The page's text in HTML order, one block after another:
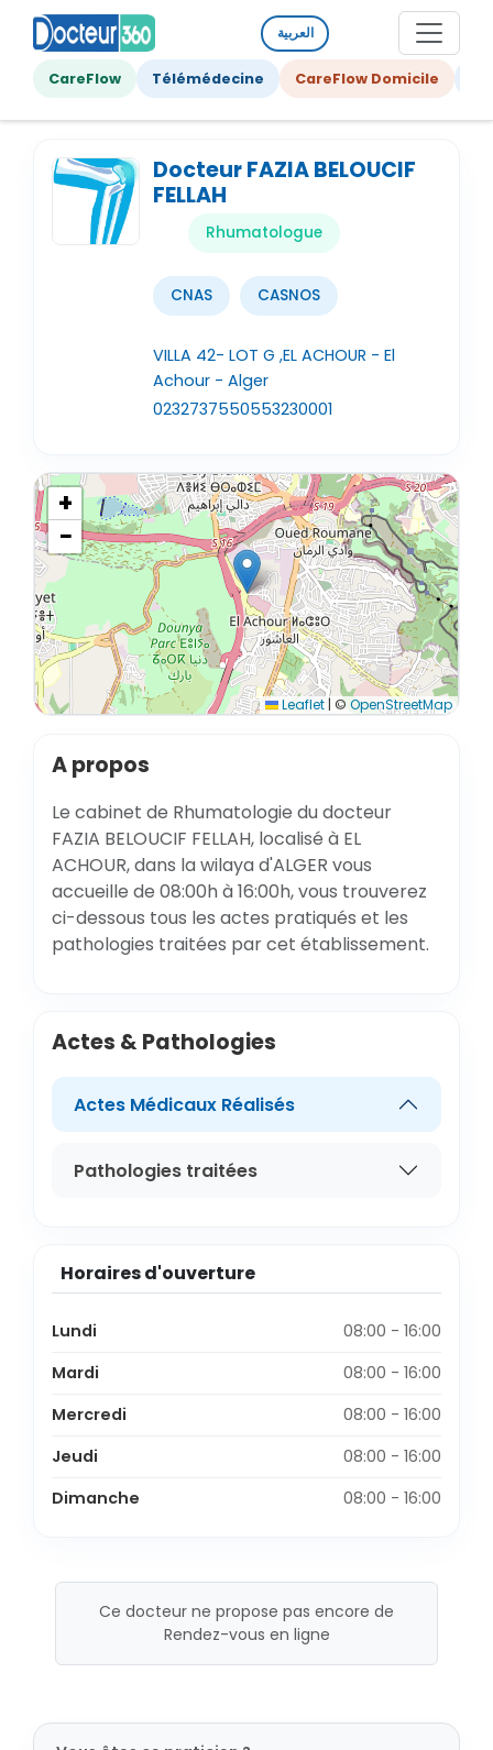
العربية
CareFlow Télémédecine CareFlow Domicile
Docteur FAZIA BELOUCIF
FELLAH
Rhumatologue
CNAS CASNOS
VILLA 42- LOT G ,EL ACHOUR - El
Achour - Alger
0232737550553230001
+
−
Leaflet| © OpenStreetMap
A propos
Le cabinet de Rhumatologie du docteur
FAZIA BELOUCIF FELLAH, localisé à EL
ACHOUR, dans la wilaya d'ALGER vous
accueille de 08:00h à 16:00h, vous trouverez
ci-dessous tous les actes pratiqués et les
pathologies traitées par cet établissement.
Actes & Pathologies
Actes Médicaux Réalisés
Pathologies traitées
Horaires d'ouverture
Lundi
08:00 - 16:00
Mardi
08:00 - 16:00
Mercredi
08:00 - 16:00
Jeudi
08:00 - 16:00
Dimanche
08:00 - 16:00
Ce docteur ne propose pas encore de
Rendez-vous en ligne